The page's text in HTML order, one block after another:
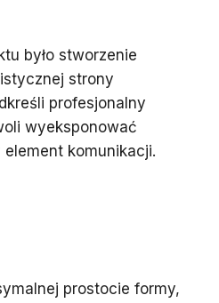
było stworzenie
strony
profesjonalny
wyeksponować
element komunikacji.
prostocie formy,